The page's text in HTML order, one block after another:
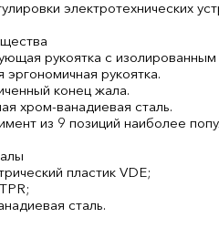
электротехнических
рукоятка с
эргономичная рукоятка.
конец жала.
хром-ванадиевая сталь.
из 9 позиций наиболее
пластик VDE;
сталь.